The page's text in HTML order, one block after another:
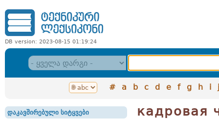
DB version: 2023-08-15 01:19:24
# a b c d e f g h i j
დაკავშირებული სიტყვები кадровая